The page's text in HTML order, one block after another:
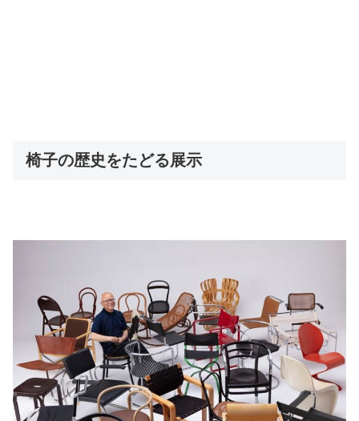
椅子の歴史をたどる展示